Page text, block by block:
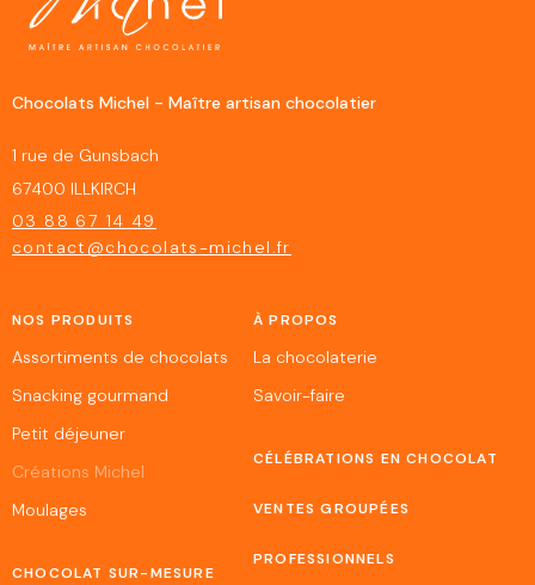
Chocolats Michel - Maître artisan chocolatier
1 rue de Gunsbach
67400 ILLKIRCH
03 88 67 14 49
contact@chocolats-michel.fr
NOS PRODUITS
Assortiments de chocolats
Snacking gourmand
Petit déjeuner
Créations Michel
Moulages
CHOCOLAT SUR-MESURE
À PROPOS
La chocolaterie
Savoir-faire
CÉLÉBRATIONS EN CHOCOLAT
VENTES GROUPÉES
PROFESSIONNELS